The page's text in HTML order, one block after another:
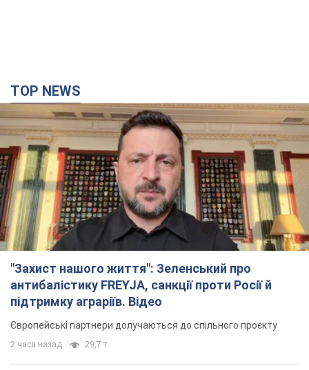
TOP NEWS
"Захист нашого життя": Зеленський про
антибалістику FREYJA, санкції проти Росії й
підтримку аграріїв. Відео
Європейські партнери долучаються до спільного проєкту
2 часа назад 29,7 т.